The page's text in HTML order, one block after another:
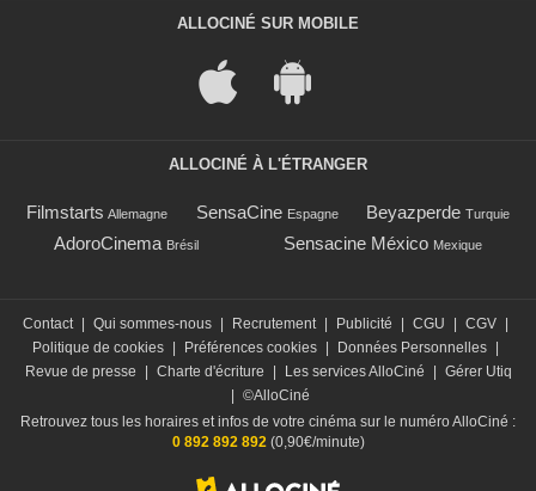
ALLOCINÉ SUR MOBILE
ALLOCINÉ À L'ÉTRANGER
Filmstarts Allemagne SensaCine Espagne Beyazperde Turquie
AdoroCinema Brésil Sensacine México Mexique
Contact | Qui sommes-nous | Recrutement | Publicité | CGU | CGV |
Politique de cookies | Préférences cookies | Données Personnelles |
Revue de presse
| Charte d'écriture | Les services AlloCiné | Gérer Utiq
| ©AlloCiné
Retrouvez tous les horaires et infos de votre cinéma sur le numéro AlloCiné :
0 892 892 892 (0,90€/minute)